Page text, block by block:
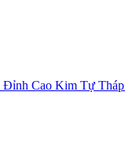
Đỉnh Cao Kim Tự Tháp